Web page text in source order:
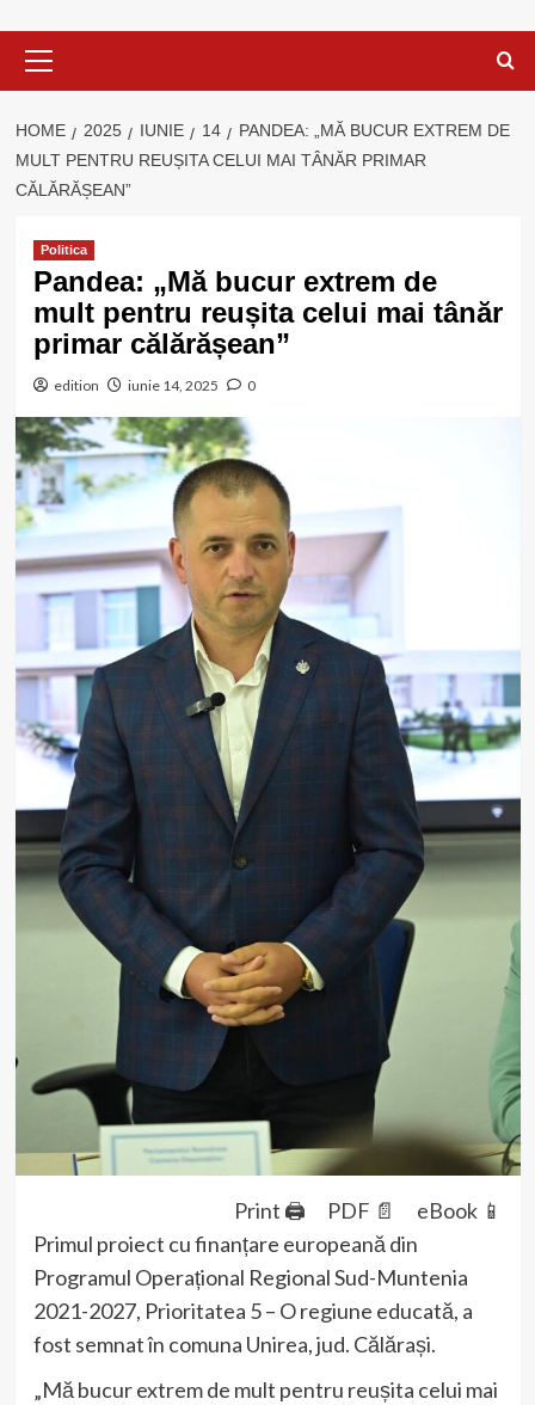
Menu
HOME 2025 IUNIE 14
PANDEA: „MĂ BUCUR EXTREM DE
MULT PENTRU REUȘITA CELUI MAI TÂNĂR PRIMAR
CĂLĂRĂȘEAN”
Politica
Pandea: „Mă bucur extrem de
mult pentru reușita celui mai tânăr
primar călărășean”
edition iunie 14, 2025 0
Print 🖨 PDF 📄
eBook 📱
Primul proiect cu finanțare europeană din
Programul Operațional Regional Sud-Muntenia
2021-2027, Prioritatea 5 – O regiune educată, a
fost semnat în comuna Unirea, jud. Călărași.
„Mă bucur extrem de mult pentru reușita celui mai